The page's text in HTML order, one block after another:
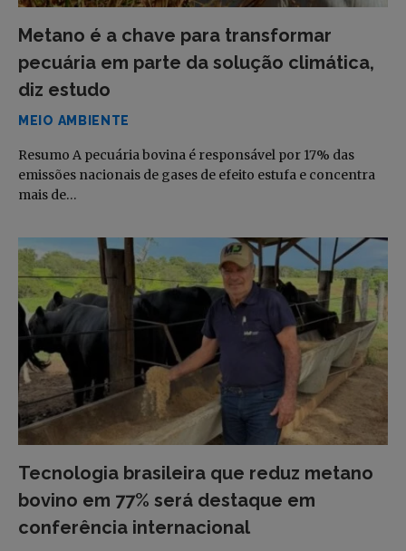
Metano é a chave para transformar
pecuária em parte da solução climática,
diz estudo
MEIO AMBIENTE
Resumo A pecuária bovina é responsável por 17% das
emissões nacionais de gases de efeito estufa e concentra
mais de…
Tecnologia brasileira que reduz metano
bovino em 77% será destaque em
conferência internacional